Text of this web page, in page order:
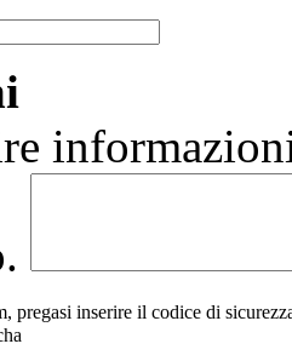
pregasi inserire il codice di